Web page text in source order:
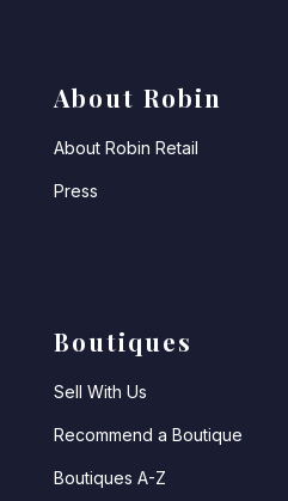
About Robin
About Robin Retail
Press
Boutiques
Sell With Us
Recommend a Boutique
Boutiques A-Z